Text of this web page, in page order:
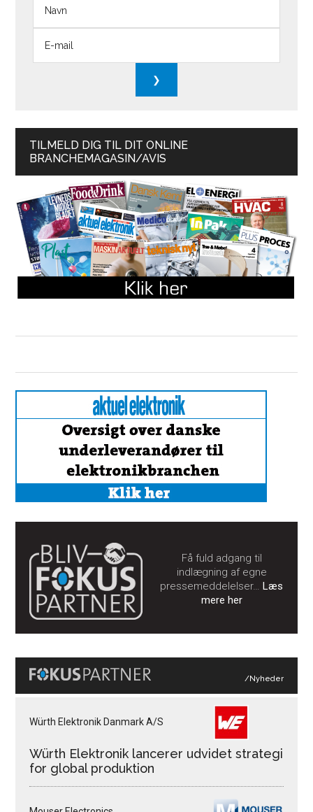
TILMELD DIG TIL DIT ONLINE
BRANCHEMAGASIN/AVIS
Få fuld adgang til
indlægning af egne
pressemeddelelser…Læs
mere her
/Nyheder
Würth Elektronik Danmark A/S
Würth Elektronik lancerer udvidet strategi
for global produktion